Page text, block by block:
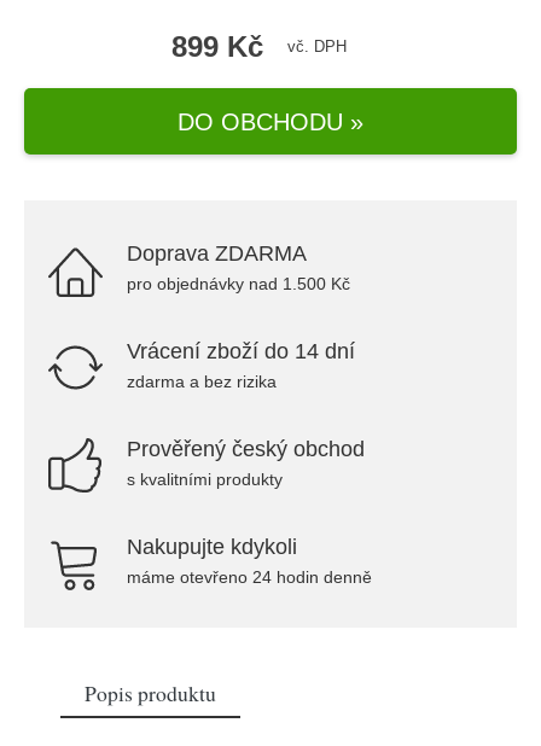
899 Kč vč. DPH
DO OBCHODU »
Doprava ZDARMA
pro objednávky nad 1.500 Kč
Vrácení zboží do 14 dní
zdarma a bez rizika
Prověřený český obchod
s kvalitními produkty
Nakupujte kdykoli
máme otevřeno 24 hodin denně
Popis produktu